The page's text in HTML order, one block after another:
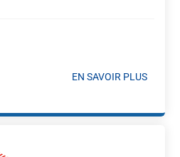
EN SAVOIR PLUS